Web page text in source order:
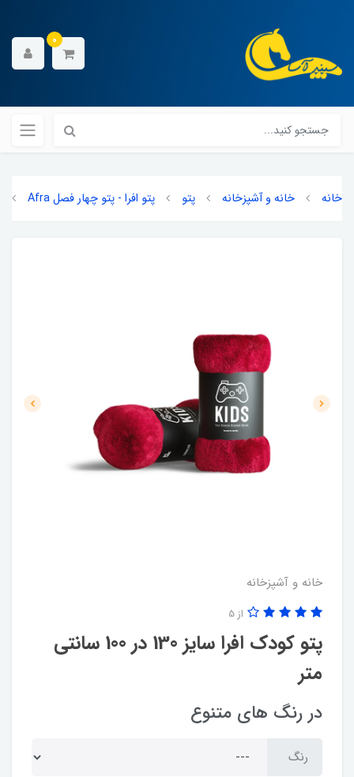
0
خانه خانه و آشپزخانه پتو پتو افرا - پتو چهار فصل Afra
خانه و آشپزخانه
پتو کودک افرا سایز 130 در 100 سانتی
متر
از 5
در رنگ های متنوع
رنگ